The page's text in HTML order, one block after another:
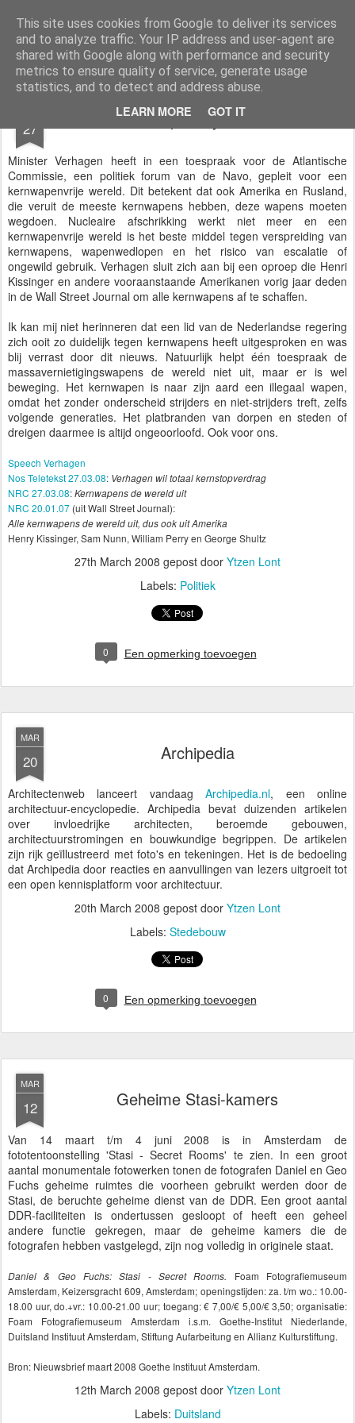
This site uses cookies from Google to deliver its services
and to analyze traffic. Your IP address and user-agent are
shared with Google along with performance and security
metrics to ensure quality of service, generate usage
statistics, and to detect and address abuse.
LEARN MORE GOT IT
Styloblog Stylo is secretariaat en tekstredactie Ytzen Lont
Pages
27 Kernwapenvrije wereld
Minister Verhagen heeft in een toespraak voor de Atlantische
Commissie, een politiek forum van de Navo, gepleit voor een
kernwapenvrije wereld. Dit betekent dat ook Amerika en Rusland,
die veruit de meeste kernwapens hebben, deze wapens moeten
wegdoen. Nucleaire afschrikking werkt niet meer en een
kernwapenvrije wereld is het beste middel tegen verspreiding van
kernwapens, wapenwedlopen en het risico van escalatie of
ongewild gebruik. Verhagen sluit zich aan bij een oproep die Henri
Kissinger en andere vooraanstaande Amerikanen vorig jaar deden
in de Wall Street Journal om alle kernwapens af te schaffen.
Ik kan mij niet herinneren dat een lid van de Nederlandse regering
zich ooit zo duidelijk tegen kernwapens heeft uitgesproken en was
blij verrast door dit nieuws. Natuurlijk helpt één toespraak de
massavernietigingswapens de wereld niet uit, maar er is wel
beweging. Het kernwapen is naar zijn aard een illegaal wapen,
omdat het zonder onderscheid strijders en niet-strijders treft, zelfs
volgende generaties. Het platbranden van dorpen en steden of
dreigen daarmee is altijd ongeoorloofd. Ook voor ons.
Speech Verhagen
Nos Teletekst 27.03.08: Verhagen wil totaal kernstopverdrag
NRC 27.03.08:Kernwapens de wereld uit
NRC 20.01.07 (uit Wall Street Journal):
Alle kernwapens de wereld uit, dus ook uit Amerika
Henry Kissinger, Sam Nunn, William Perry en George Shultz
27th March 2008 gepost door Ytzen Lont
Labels: Politiek
0 Een opmerking toevoegen
MAR
20 Archipedia
Architectenweb lanceert vandaagArchipedia.nl, een online
architectuur-encyclopedie. Archipedia bevat duizenden artikelen
over invloedrijke architecten, beroemde gebouwen,
architectuurstromingen en bouwkundige begrippen. De artikelen
zijn rijk geïllustreerd met foto's en tekeningen. Het is de bedoeling
dat Archipedia door reacties en aanvullingen van lezers uitgroeit tot
een open kennisplatform voor architectuur.
20th March 2008 gepost door Ytzen Lont
Labels: Stedebouw
0 Een opmerking toevoegen
MAR
12 Geheime Stasi-kamers
Van 14 maart t/m 4 juni 2008 is in Amsterdam de
fototentoonstelling 'Stasi - Secret Rooms' te zien. In een groot
aantal monumentale fotowerken tonen de fotografen Daniel en Geo
Fuchs geheime ruimtes die voorheen gebruikt werden door de
Stasi, de beruchte geheime dienst van de DDR. Een groot aantal
DDR-faciliteiten is ondertussen gesloopt of heeft een geheel
andere functie gekregen, maar de geheime kamers die de
fotografen hebben vastgelegd, zijn nog volledig in originele staat.
Daniel & Geo Fuchs: Stasi - Secret Rooms.
Foam Fotografiemuseum
Amsterdam, Keizersgracht 609, Amsterdam; openingstijden: za. t/m wo.: 10.00-
18.00 uur, do.+vr.: 10.00-21.00 uur; toegang: € 7,00/€ 5,00/€ 3,50; organisatie:
Foam Fotografiemuseum Amsterdam i.s.m. Goethe-Institut Niederlande,
Duitsland Instituut Amsterdam, Stiftung Aufarbeitung en Allianz Kulturstiftung.
Bron: Nieuwsbrief maart 2008 Goethe Instituut Amsterdam.
12th March 2008 gepost door Ytzen Lont
Labels: Duitsland